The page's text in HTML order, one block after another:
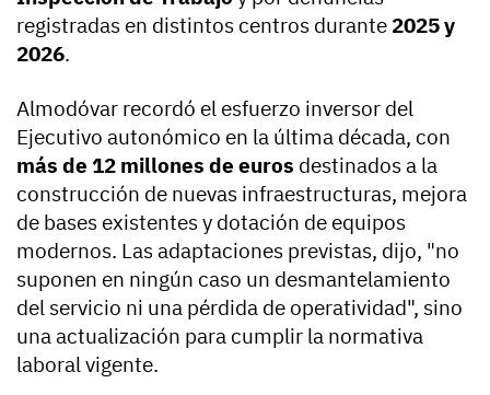
registradas en distintos centros durante 2025 y
2026.
Almodóvar recordó el esfuerzo inversor del
Ejecutivo autonómico en la última década, con
más de 12 millones de euros destinados a la
construcción de nuevas infraestructuras, mejora
de bases existentes y dotación de equipos
modernos. Las adaptaciones previstas, dijo, "no
suponen en ningún caso un desmantelamiento
del servicio ni una pérdida de operatividad", sino
una actualización para cumplir la normativa
laboral vigente.